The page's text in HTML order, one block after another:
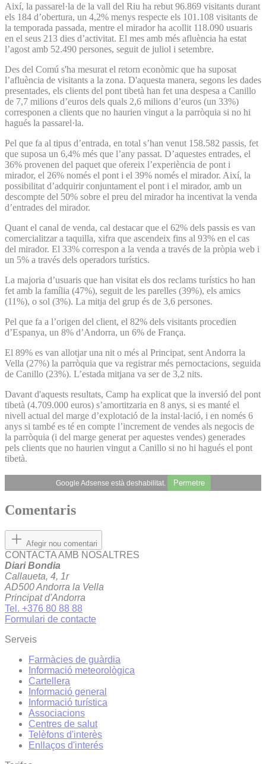
Així, la passarel·la de la vall del Riu ha rebut 96.869 visitants durant
els 184 d’obertura, un 4,2% menys respecte els 101.108 visitants de
la temporada passada, mentre el mirador ha acollit 118.090 usuaris
en el seus 213 dies d’activitat. El mes amb més afluència ha estat
l’agost amb 52.490 persones, seguit de juliol i setembre.
Des del Comú s'ha mesurat el retorn econòmic que ha suposat
l’afluència de visitants a la zona. D'aquesta manera, segons les dades
presentades, els clients del pont tibetà han fet una despesa a Canillo
de 7,7 milions d’euros dels quals 2,6 milions d’euros (un 33%)
corresponen a clients que no haurien vingut a la parròquia si no hi
hagués la passarel·la.
Pel que fa al tipus d’entrada, en total s’han venut 158.582 passis, fet
que suposa un 6,4% més que l’any passat. D’aquestes entrades, el
36% provenen del paquet que ofereix l’experiència de pont i
mirador, el 26% només el pont i el 39% només el mirador. Així, la
possibilitat d’adquirir conjuntament el pont i el mirador, amb un
descompte del 50% sobre el preu del mirador ha incentivat la venda
d’entrades del mirador.
Quant el canal de venda, cal destacar que el 62% dels passis es van
comercialitzar a taquilla, xifra que ascendeix fins al 93% en el cas
del mirador. El 33% correspon a la venda a través de la pròpia web i
un 5% a través dels operadors turístics.
La majoria d’usuaris que han visitat els dos reclams turístics ho han
fet amb la família (47%), seguit de les parelles (39%), els amics
(11%), o sol (3%). La mitja del grup és de 3,6 persones.
Pel que fa a l’origen del client, el 82% dels visitants procedien
d’Espanya, un 8% d’Andorra, un 6% de França.
El 89% es van allotjar una nit o més al Principat, sent Andorra la
Vella (27%) la parròquia que va registrar més pernoctacions, seguida
de Canillo (23%). L’estada mitjana va ser de 3,2 nits.
Davant d'aquests resultats, Camp ha explicat que la inversió del pont
tibetà (4.709.000 euros) s’amortitzaria en 8 anys, si es manté el
nivell actual del marge d’explotació de la instal·lació, i en només 6
anys si també es té en compte l’increment de vendes als negocis de
la parròquia (i del marge generat per aquestes vendes) generades
pels clients que no haurien vingut a Canillo si no hi hagués el pont
tibetà.
Google Adsense està deshabilitat. Permetre
Comentaris
Afegir nou comentari
CONTACTA AMB NOSALTRES
Diari Bondia
Callaueta, 4, 1r
AD500 Andorra la Vella
Principat d'Andorra
Tel. +376 80 88 88
Formulari de contacte
Serveis
Farmàcies de guàrdia
Informació meteorològica
Cartellera
Informació general
Informació turística
Associacions
Centres de salut
Telèfons d'interès
Enllaços d'interés